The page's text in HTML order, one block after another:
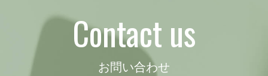
Contact us
お問い合わせ